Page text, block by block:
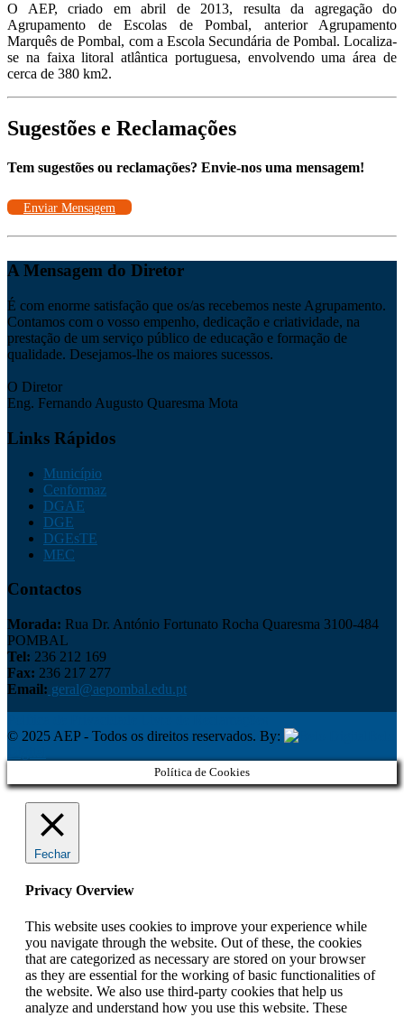
O AEP, criado em abril de 2013, resulta da agregação do
Agrupamento de Escolas de Pombal, anterior Agrupamento
Marquês de Pombal, com a Escola Secundária de Pombal. Localiza-
se na faixa litoral atlântica portuguesa, envolvendo uma área de
cerca de 380 km2.
Sugestões e Reclamações
Tem sugestões ou reclamações? Envie-nos uma mensagem!
Enviar Mensagem
A Mensagem do Diretor
É com enorme satisfação que os/as recebemos neste Agrupamento.
Contamos com o vosso empenho, dedicação e criatividade, na
prestação de um serviço público de educação e formação de
qualidade. Desejamos-lhe os maiores sucessos.
O Diretor
Eng. Fernando Augusto Quaresma Mota
Links Rápidos
Município
Cenformaz
DGAE
DGE
DGEsTE
MEC
Contactos
Morada: Rua Dr. António Fortunato Rocha Quaresma 3100-484
POMBAL
Tel: 236 212 169
Fax: 236 217 277
Email: geral@aepombal.edu.pt
© 2025 AEP - Todos os direitos reservados. By:
Política de Cookies
Fechar
Privacy Overview
This website uses cookies to improve your experience while
you navigate through the website. Out of these, the cookies
that are categorized as necessary are stored on your browser
as they are essential for the working of basic functionalities of
the website. We also use third-party cookies that help us
analyze and understand how you use this website. These